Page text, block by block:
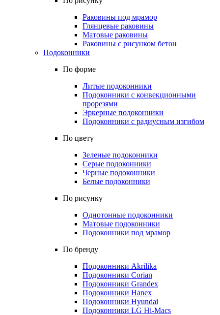
Раковины под мрамор
Глянцевые раковины
Матовые раковины
Раковины с рисунком бетон
Подоконники
По форме
Литые подоконники
Подоконники с конвекционными
прорезями
Эркерные подоконники
Подоконники с радиусным изгибом
По цвету
Зеленые подоконники
Серые подоконники
Черные подоконники
Белые подоконники
По рисунку
Однотонные подоконники
Матовые подоконники
Подоконники под мрамор
По бренду
Подоконники Akrilika
Подоконники Corian
Подоконники Grandex
Подоконники Hanex
Подоконники Hyundai
Подоконники LG Hi-Macs